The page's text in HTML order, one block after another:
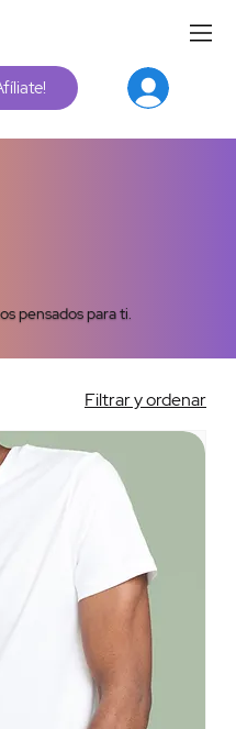
pensados para ti.
Filtrar y ordenar